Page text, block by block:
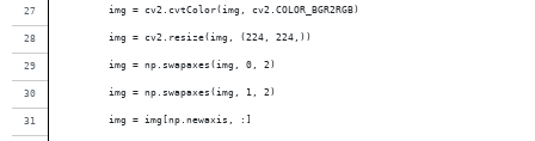
        img = cv2.cvtColor(img, cv2.COLOR_BGR2RGB)
        img = cv2.resize(img, (224, 224,))
        img = np.swapaxes(img, 0, 2)
        img = np.swapaxes(img, 1, 2)
        img = img[np.newaxis, :]